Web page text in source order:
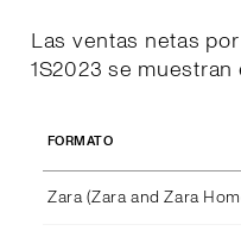
Las ventas netas
1S2023 se
FORMATO
Zara (Zara and Zara